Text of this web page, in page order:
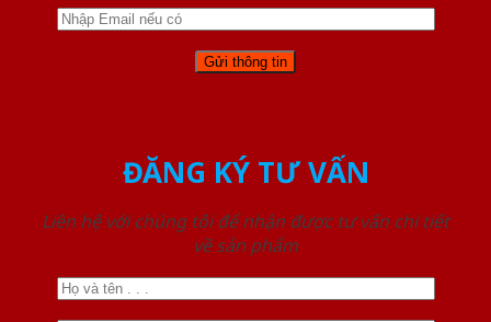
ĐĂNG KÝ TƯ VẤN
Liên hệ với chúng tôi để nhận được tư vấn chi tiết
về sản phẩm